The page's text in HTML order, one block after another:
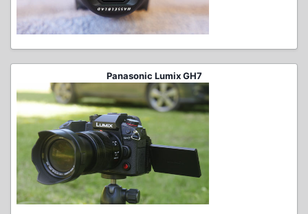
Panasonic Lumix GH7